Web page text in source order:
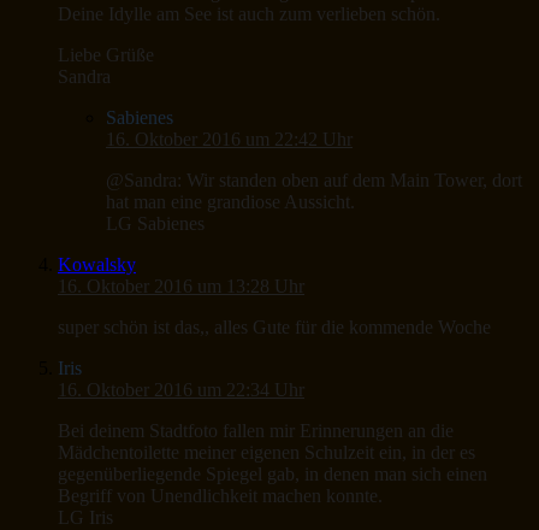
Deine Idylle am See ist auch zum verlieben schön.
Liebe Grüße
Sandra
Sabienes
16. Oktober 2016 um 22:42 Uhr
@Sandra: Wir standen oben auf dem Main Tower, dort
hat man eine grandiose Aussicht.
LG Sabienes
Kowalsky
16. Oktober 2016 um 13:28 Uhr
super schön ist das,, alles Gute für die kommende Woche
Iris
16. Oktober 2016 um 22:34 Uhr
Bei deinem Stadtfoto fallen mir Erinnerungen an die
Mädchentoilette meiner eigenen Schulzeit ein, in der es
gegenüberliegende Spiegel gab, in denen man sich einen
Begriff von Unendlichkeit machen konnte.
LG Iris